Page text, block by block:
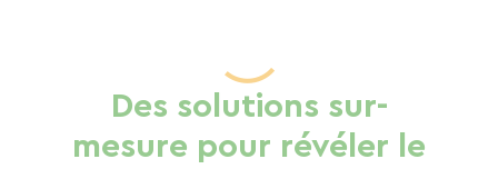
Des solutions sur-
mesure pour révéler le